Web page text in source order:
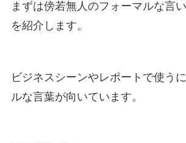
まずは傍若無人のフォーマルな言
を紹介します。
ビジネスシーンやレポートで使う
ルな言葉が向いています。